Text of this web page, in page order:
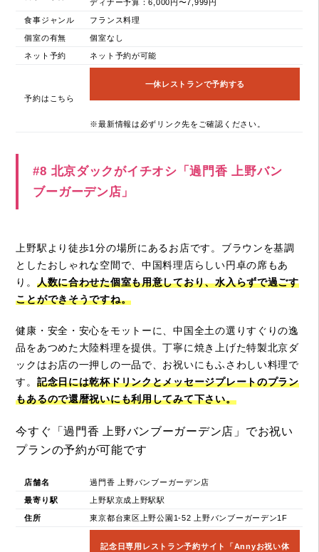
ディナー予算：6,000円〜7,999円
食事ジャンル フランス料理
個室の有無 個室なし
ネット予約 ネット予約が可能
予約はこちら
一休レストランで予約する
※最新情報は必ずリンク先をご確認ください。
#8 北京ダックがイチオシ「過門香 上野バン
ブーガーデン店」
上野駅より徒歩1分の場所にあるお店です。ブラウンを基調
としたおしゃれな空間で、中国料理店らしい円卓の席もあ
り。 人数に合わせた個室も用意しており、水入らずで過ごす
ことができそうですね。
健康・安全・安心をモットーに、中国全土の選りすぐりの逸
品をあつめた大陸料理を提供。丁寧に焼き上げた特製北京ダ
ックはお店の一押しの一品で、お祝いにもふさわしい料理で
す。 記念日には乾杯ドリンクとメッセージプレートのプラン
もあるので還暦祝いにも利用してみて下さい。
今すぐ「過門香 上野バンブーガーデン店」でお祝い
プランの予約が可能です
店舗名 過門香 上野バンブーガーデン店
最寄り駅 上野駅京成上野駅駅
住所 東京都台東区上野公園1-52 上野バンブーガーデン1F
記念日専用レストラン予約サイト「Annyお祝い体